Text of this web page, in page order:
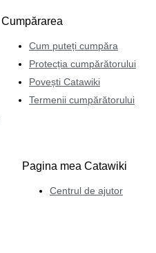
Cumpărarea
Cum puteți cumpăra
Protecția cumpărătorului
Povești Catawiki
Termenii cumpărătorului
Pagina mea Catawiki
Centrul de ajutor